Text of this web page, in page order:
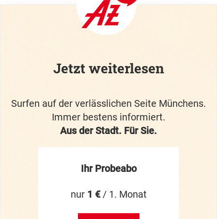
Jetzt weiterlesen
Surfen auf der verlässlichen Seite Münchens.
Immer bestens informiert.
Aus der Stadt. Für Sie.
Ihr Probeabo
nur 1 €/ 1. Monat